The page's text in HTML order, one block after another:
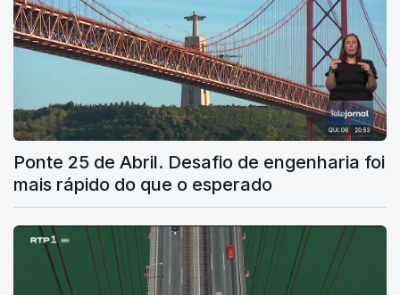
Ponte 25 de Abril. Desafio de engenharia foi
mais rápido do que o esperado